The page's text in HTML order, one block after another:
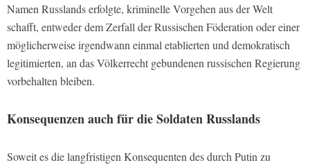
Namen Russlands erfolgte, kriminelle Vorgehen aus der Welt
schafft, entweder dem Zerfall der Russischen Föderation oder einer
möglicherweise irgendwann einmal etablierten und demokratisch
legitimierten, an das Völkerrecht gebundenen russischen Regierung
vorbehalten bleiben.
Konsequenzen auch für die Soldaten Russlands
Soweit es die langfristigen Konsequenten des durch Putin zu